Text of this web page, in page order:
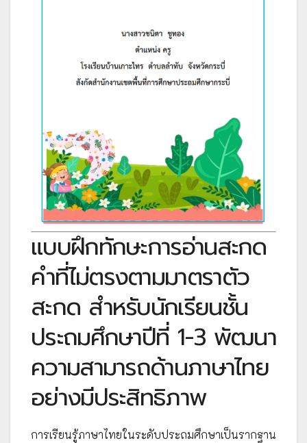
แบบฝึกทักษะการอ่านสะกด
คำที่ไม่ตรงตามมาตราตัว
สะกด สำหรับนักเรียนชั้น
ประถมศึกษาปีที่ 1-3 พัฒนา
ความสามารถด้านภาษาไทย
อย่างมีประสิทธิภาพ
การเรียนรู้ภาษาไทยในระดับประถมศึกษาเป็นรากฐาน